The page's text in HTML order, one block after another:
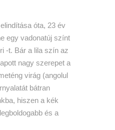
óta, 23 év
egy vadonatúj színt
-t. Bár a lila szín az
nagy szerepet a
virág (angolul
bátran
hiszen a kék
és a